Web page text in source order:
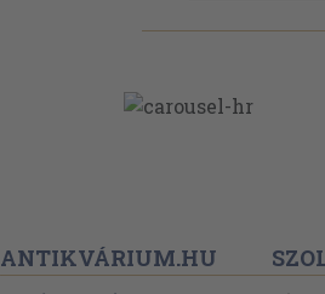
ANTIKVÁRIUM.HU